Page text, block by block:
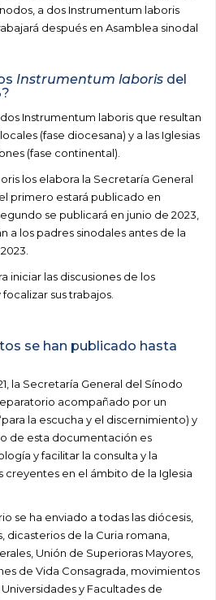
a dos Instrumentum laboris
después en Asamblea sinodal
Instrumentum laboris del
Instrumentum laboris que resultan
(fase diocesana) y a las Iglesias
(fase continental).
los elabora la Secretaría General
primero estará publicado en
se publicará en junio de 2023,
a los padres sinodales antes de la
iniciar las discusiones de los
sus trabajos.
se han publicado hasta
la Secretaría General del Sínodo
acompañado por un
la escucha y el discernimiento) y
de esta documentación es
y facilitar la consulta y la
en el ámbito de la Iglesia
se ha enviado a todas las diócesis,
dicasterios de la Curia romana,
Unión de Superioras Mayores,
de Vida Consagrada, movimientos
y Facultades de